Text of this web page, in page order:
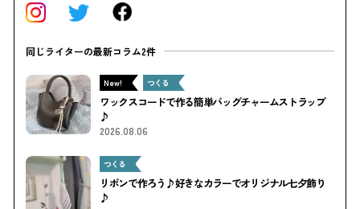
同じライターの最新コラム2件
New! つくる
ワックスコードで作る簡単バッグチャームストラップ
♪
2026.08.06
つくる
リボンで作ろう♪好きなカラーでオリジナル七夕飾り
♪